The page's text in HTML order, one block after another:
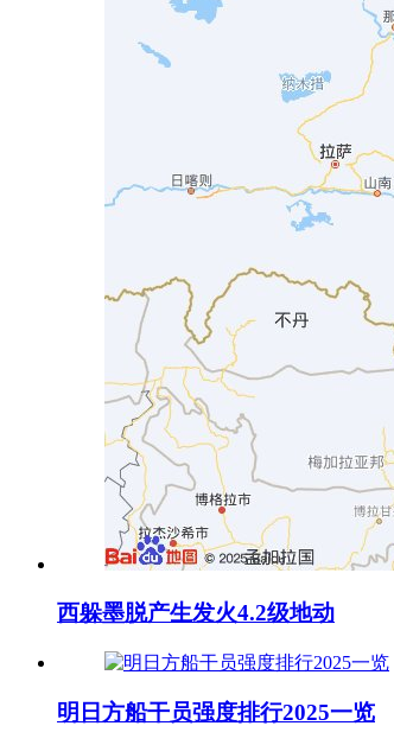
西躲墨脱产生发火4.2级地动
明日方船干员强度排行2025一览